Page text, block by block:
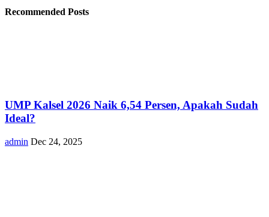
Recommended Posts
UMP Kalsel 2026 Naik 6,54 Persen, Apakah Sudah
Ideal?
admin Dec 24, 2025